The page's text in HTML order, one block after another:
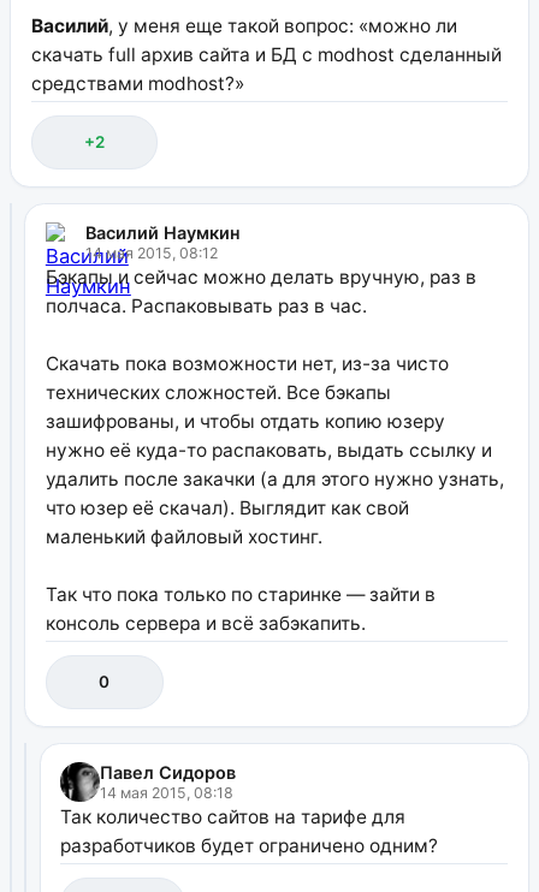
Василий, у меня еще такой вопрос: «можно ли
скачать full архив сайта и БД с modhost сделанный
средствами modhost?»
+2
Василий Наумкин
14 мая 2015, 08:12
Бэкапы и сейчас можно делать вручную, раз в
полчаса. Распаковывать раз в час.
Скачать пока возможности нет, из-за чисто
технических сложностей. Все бэкапы
зашифрованы, и чтобы отдать копию юзеру
нужно её куда-то распаковать, выдать ссылку и
удалить после закачки (а для этого нужно узнать,
что юзер её скачал). Выглядит как свой
маленький файловый хостинг.
Так что пока только по старинке — зайти в
консоль сервера и всё забэкапить.
0
Павел Сидоров
14 мая 2015, 08:18
Так количество сайтов на тарифе для
разработчиков будет ограничено одним?